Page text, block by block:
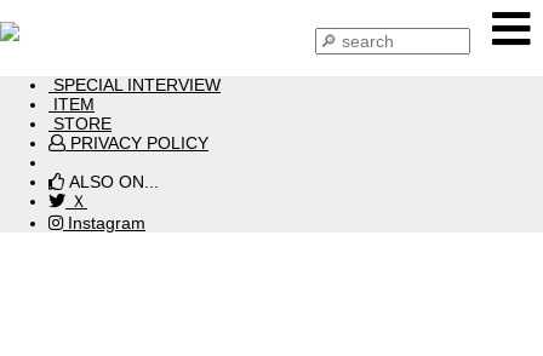
SPECIAL INTERVIEW
ITEM
STORE
PRIVACY POLICY
ALSO ON...
Ｘ
Instagram